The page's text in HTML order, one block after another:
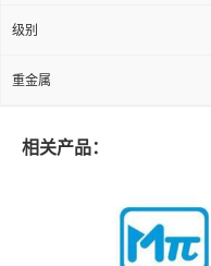
级别
重金属
相关产品：